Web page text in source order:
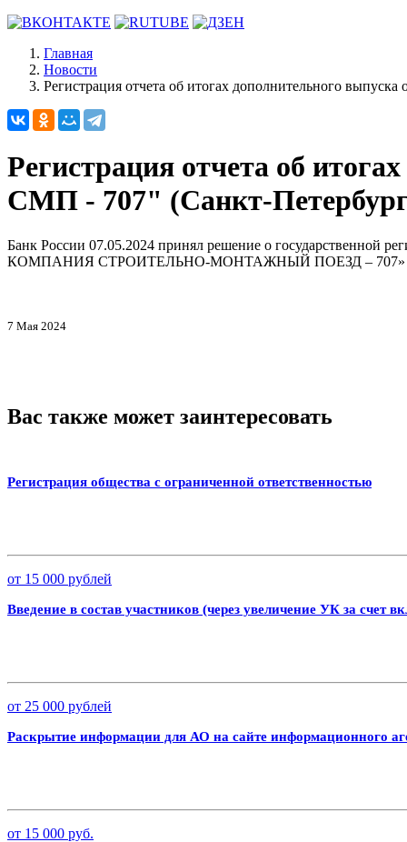
Главная
Новости
Регистрация отчета об итогах дополнительного
Регистрация отчета об
СМП - 707" (Санкт-
Банк России 07.05.2024 принял решение о
КОМПАНИЯ СТРОИТЕЛЬНО-МОНТАЖНЫЙ ПОЕЗД – 707»
7 Мая 2024
Вас также может заинтересовать
Регистрация общества с ограниченной ответственностью
от 15 000 рублей
Введение в состав участников (через увеличение УК за
от 25 000 рублей
Раскрытие информации для АО на сайте информационного
от 15 000 руб.